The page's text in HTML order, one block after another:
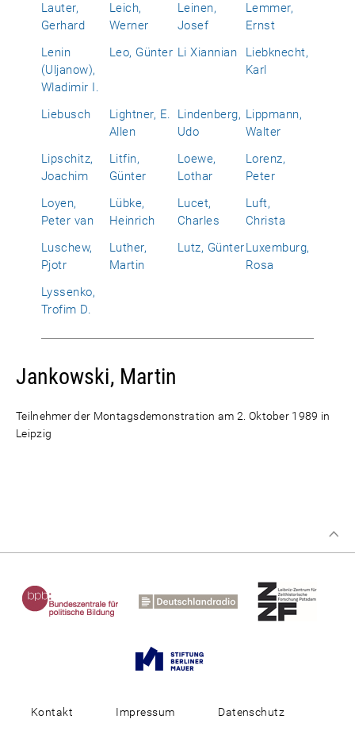
Lauter,
Gerhard
Leich,
Werner
Leinen,
Josef
Lemmer,
Ernst
Lenin
(Uljanow),
Wladimir I.
Leo, Günter Li Xiannian
Liebknecht,
Karl
Liebusch
Lightner, E.
Allen
Lindenberg,
Udo
Lippmann,
Walter
Lipschitz,
Joachim
Litfin,
Günter
Loewe,
Lothar
Lorenz,
Peter
Loyen,
Peter van
Lübke,
Heinrich
Lucet,
Charles
Luft,
Christa
Luschew,
Pjotr
Luther,
Martin
Lutz, GünterLuxemburg,
Rosa
Lyssenko,
Trofim D.
Jankowski, Martin
Teilnehmer der Montagsdemonstration am 2. Oktober 1989 in
Leipzig
Kontakt Impressum Datenschutz